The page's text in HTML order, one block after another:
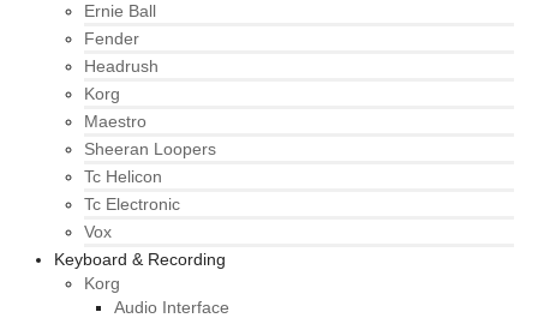
Ernie Ball
Fender
Headrush
Korg
Maestro
Sheeran Loopers
Tc Helicon
Tc Electronic
Vox
Keyboard & Recording
Korg
Audio Interface